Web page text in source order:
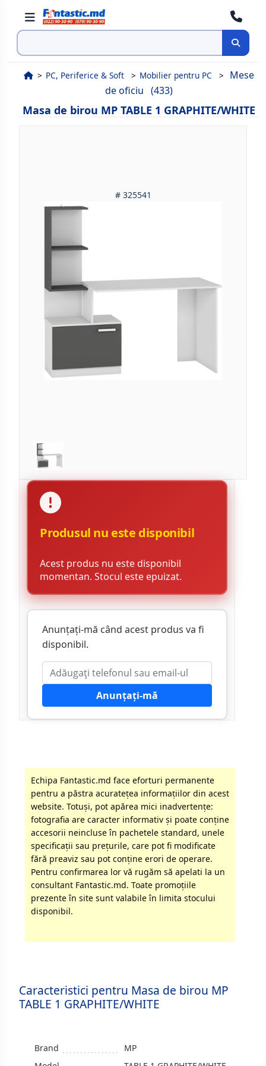
Cauta
PC, Periferice & Soft Mobilier pentru PC
Mese
de oficiu (433)
Masa de birou MP TABLE 1 GRAPHITE/WHITE
# 325541
Produsul nu este disponibil
Acest produs nu este disponibil
momentan. Stocul este epuizat.
Anunțați-mă când acest produs va fi
disponibil.
Anunțați-mă
Echipa Fantastic.md face eforturi permanente
pentru a păstra acurateţea informaţiilor din acest
website. Totuși, pot apărea mici inadvertenţe:
fotografia are caracter informativ şi poate conţine
accesorii neincluse în pachetele standard, unele
specificaţii sau preţurile, care pot fi modificate
fără preaviz sau pot conţine erori de operare.
Pentru confirmarea lor vă rugăm să apelati la un
consultant Fantastic.md. Toate promoţiile
prezente în site sunt valabile în limita stocului
disponibil.
Caracteristici pentru Masa de birou MP
TABLE 1 GRAPHITE/WHITE
Brand
MP